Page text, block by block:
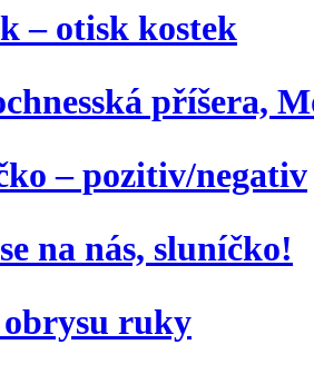
– otisk kostek
příšera,
– pozitiv/negativ
na nás, sluníčko!
obrysu ruky